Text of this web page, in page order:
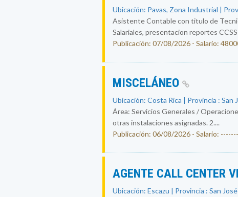
Ubicación: Pavas, Zona Industrial |
Asistente Contable con titulo de
Salariales, presentacion reportes CCSS
Publicación: 07/08/2026 - Salario:
MISCELÁNEO
Ubicación: Costa Rica | Provincia : San
Área: Servicios Generales /
otras instalaciones asignadas. 2....
Publicación: 06/08/2026 - Salario:
AGENTE CALL CENTER
Ubicación: Escazu | Provincia : San José